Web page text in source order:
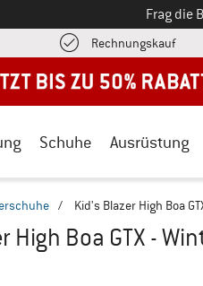
Frag die
Rechnungskauf
Schuhe Ausrüstung
/ Kid's Blazer High Boa
High Boa GTX -